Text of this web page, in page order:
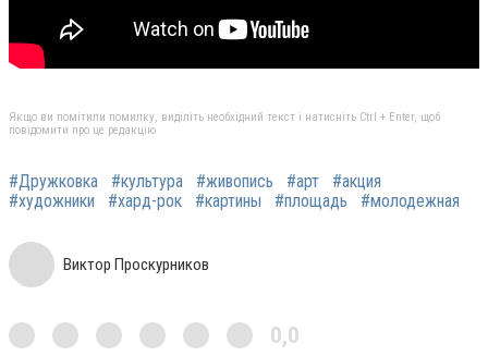
Якщо ви помітили помилку, виділіть необхідний текст і натисніть Ctrl + Enter, щоб
повідомити про це редакцію
#Дружковка #культура #живопись #арт
#акция
#художники
#хард-рок #картины #площадь #молодежная
Виктор Проскурников
0,0